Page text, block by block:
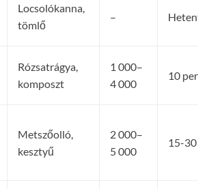
Locsolókanna,
tömlő
–
Rózsatrágya,
komposzt
1 000–
4 000
10
Metszőolló,
kesztyű
2 000–
5 000
15-